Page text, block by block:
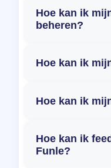
Hoe kan ik
beheren?
Hoe kan ik
Hoe kan ik
Hoe kan ik
Funle?